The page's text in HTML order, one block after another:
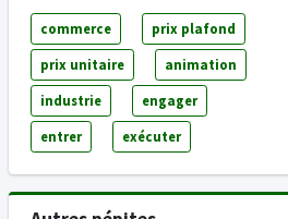
commerce prix plafond
prix unitaire animation
industrie engager
entrer exécuter